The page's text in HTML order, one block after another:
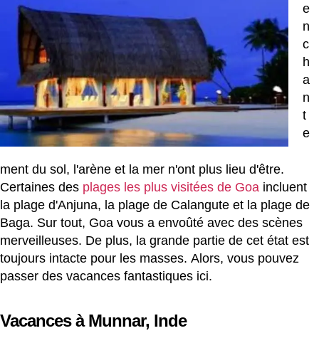
e
n
c
h
a
n
t
e
ment du sol, l'arène et la mer n'ont plus lieu d'être.
Certaines des plages les plus visitées de Goa incluent
la plage d'Anjuna, la plage de Calangute et la plage de
Baga. Sur tout, Goa vous a envoûté avec des scènes
merveilleuses. De plus, la grande partie de cet état est
toujours intacte pour les masses. Alors, vous pouvez
passer des vacances fantastiques ici.
Vacances à Munnar, Inde